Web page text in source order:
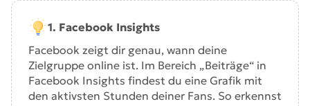
1. Facebook Insights
Facebook zeigt dir genau, wann deine
Zielgruppe online ist. Im Bereich „Beiträge“ in
Facebook Insights findest du eine Grafik mit
den aktivsten Stunden deiner Fans. So erkennst